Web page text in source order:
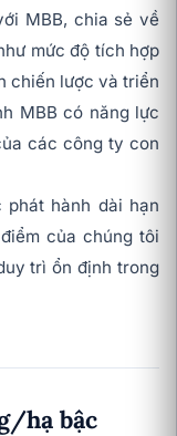
MBB, chia sẻ về
mức độ tích hợp
chiến lược và triển
MBB có năng lực
các công ty con
hành dài hạn
của chúng tôi
trì ổn định trong
hạ bậc